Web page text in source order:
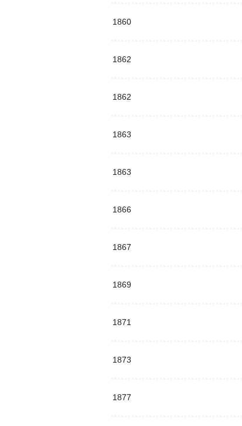
1860
1862
1862
1863
1863
1866
1867
1869
1871
1873
1877